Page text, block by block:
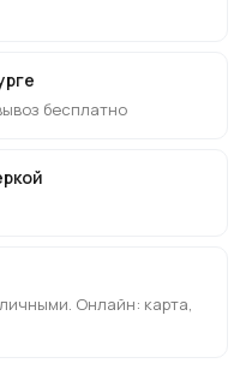
бесплатно
Онлайн: карта,